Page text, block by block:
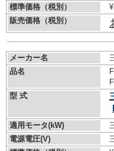
標準価格（税別）
¥
販売価格（税別）
メーカー名
品名
型 式
適用モータ(kW)
電源電圧(V)